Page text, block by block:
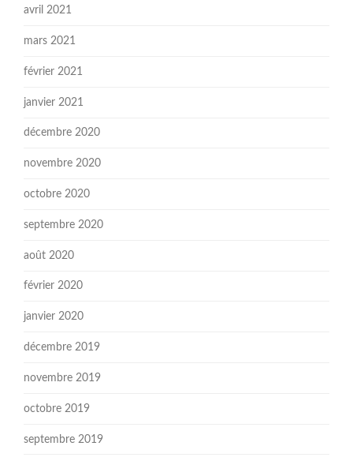
avril 2021
mars 2021
février 2021
janvier 2021
décembre 2020
novembre 2020
octobre 2020
septembre 2020
août 2020
février 2020
janvier 2020
décembre 2019
novembre 2019
octobre 2019
septembre 2019